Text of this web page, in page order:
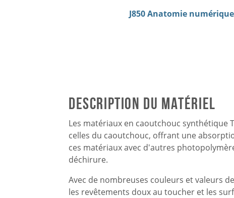
J850 Anatomie numérique
Description du matériel
Les matériaux en caoutchouc synthétique
celles du caoutchouc, offrant une
ces matériaux avec d'autres
déchirure.
Avec de nombreuses couleurs et valeurs
les revêtements doux au toucher et les